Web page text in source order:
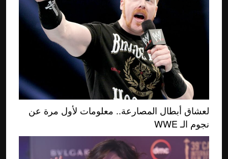
لعشاق أبطال المصارعة.. معلومات لأول مرة عن
نجوم الـ WWE